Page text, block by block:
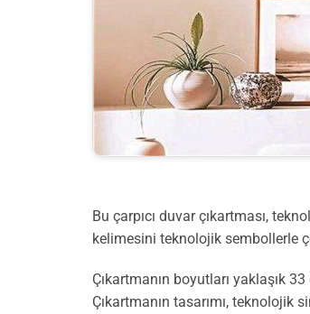
Bu çarpıcı duvar çıkartması,
kelimesini teknolojik sembollerle
Çıkartmanın boyutları yaklaşık
Çıkartmanın tasarımı,